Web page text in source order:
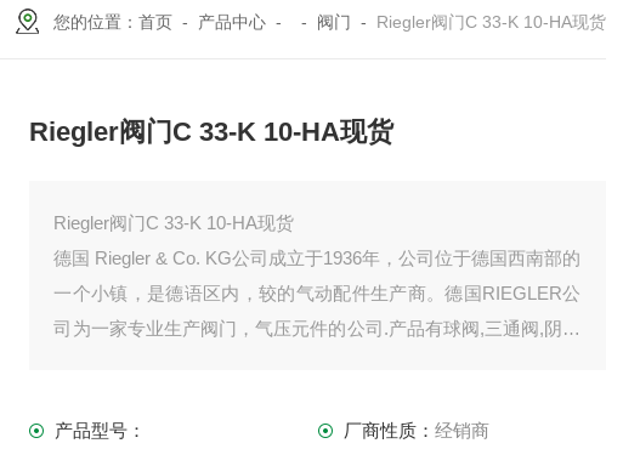
您的位置： 首页 - 产品中心 - - 阀门 - Riegler阀门C 33-K 10-HA现货
Riegler阀门C 33-K 10-HA现货
Riegler阀门C 33-K 10-HA现货
德国 Riegler & Co. KG公司成立于1936年，公司位于德国西南部的
一个小镇，是德语区内，较的气动配件生产商。德国RIEGLER公
司为一家专业生产阀门，气压元件的公司.产品有球阀,三通阀,阴尼
产品型号： 厂商性质： 经销商